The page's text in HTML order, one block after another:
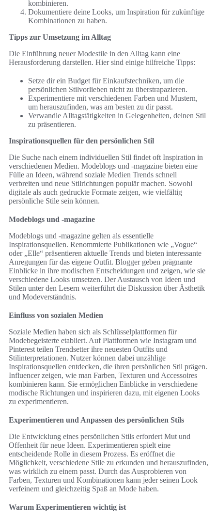
kombinieren.
Dokumentiere deine Looks, um Inspiration für zukünftige
Kombinationen zu haben.
Tipps zur Umsetzung im Alltag
Die Einführung neuer Modestile in den Alltag kann eine
Herausforderung darstellen. Hier sind einige hilfreiche Tipps:
Setze dir ein Budget für Einkaufstechniken, um die
persönlichen Stilvorlieben nicht zu überstrapazieren.
Experimentiere mit verschiedenen Farben und Mustern,
um herauszufinden, was am besten zu dir passt.
Verwandle Alltagstätigkeiten in Gelegenheiten, deinen Stil
zu präsentieren.
Inspirationsquellen für den persönlichen Stil
Die Suche nach einem individuellen Stil findet oft Inspiration in
verschiedenen Medien. Modeblogs und -magazine bieten eine
Fülle an Ideen, während soziale Medien Trends schnell
verbreiten und neue Stilrichtungen populär machen. Sowohl
digitale als auch gedruckte Formate zeigen, wie vielfältig
persönliche Stile sein können.
Modeblogs und -magazine
Modeblogs und -magazine gelten als essentielle
Inspirationsquellen. Renommierte Publikationen wie „Vogue“
oder „Elle“ präsentieren aktuelle Trends und bieten interessante
Anregungen für das eigene Outfit. Blogger geben prägnante
Einblicke in ihre modischen Entscheidungen und zeigen, wie sie
verschiedene Looks umsetzen. Der Austausch von Ideen und
Stilen unter den Lesern weiterführt die Diskussion über Ästhetik
und Modeverständnis.
Einfluss von sozialen Medien
Soziale Medien haben sich als Schlüsselplattformen für
Modebegeisterte etabliert. Auf Plattformen wie Instagram und
Pinterest teilen Trendsetter ihre neuesten Outfits und
Stilinterpretationen. Nutzer können dabei unzählige
Inspirationsquellen entdecken, die ihren persönlichen Stil prägen.
Influencer zeigen, wie man Farben, Texturen und Accessoires
kombinieren kann. Sie ermöglichen Einblicke in verschiedene
modische Richtungen und inspirieren dazu, mit eigenen Looks
zu experimentieren.
Experimentieren und Anpassen des persönlichen Stils
Die Entwicklung eines persönlichen Stils erfordert Mut und
Offenheit für neue Ideen. Experimentieren spielt eine
entscheidende Rolle in diesem Prozess. Es eröffnet die
Möglichkeit, verschiedene Stile zu erkunden und herauszufinden,
was wirklich zu einem passt. Durch das Ausprobieren von
Farben, Texturen und Kombinationen kann jeder seinen Look
verfeinern und gleichzeitig Spaß an Mode haben.
Warum Experimentieren wichtig ist